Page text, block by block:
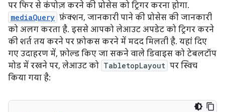
पर फिर से कंपोज़ करने की प्रोसेस को ट्रिगर करना होगा.
mediaQuery फ़ंक्शन, जानकारी पाने की प्रोसेस की जानकारी
को अलग करता है. इससे आपको लेआउट अपडेट को ट्रिगर करने
की शर्त तय करने पर फ़ोकस करने में मदद मिलती है. यहां दिए
गए उदाहरण में, फ़ोल्ड किए जा सकने वाले डिवाइस को टेबलटॉप
मोड में रखने पर, लेआउट को TabletopLayout पर स्विच
किया गया है: